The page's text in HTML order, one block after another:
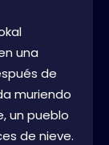
una
de
muriendo
un pueblo
de nieve.